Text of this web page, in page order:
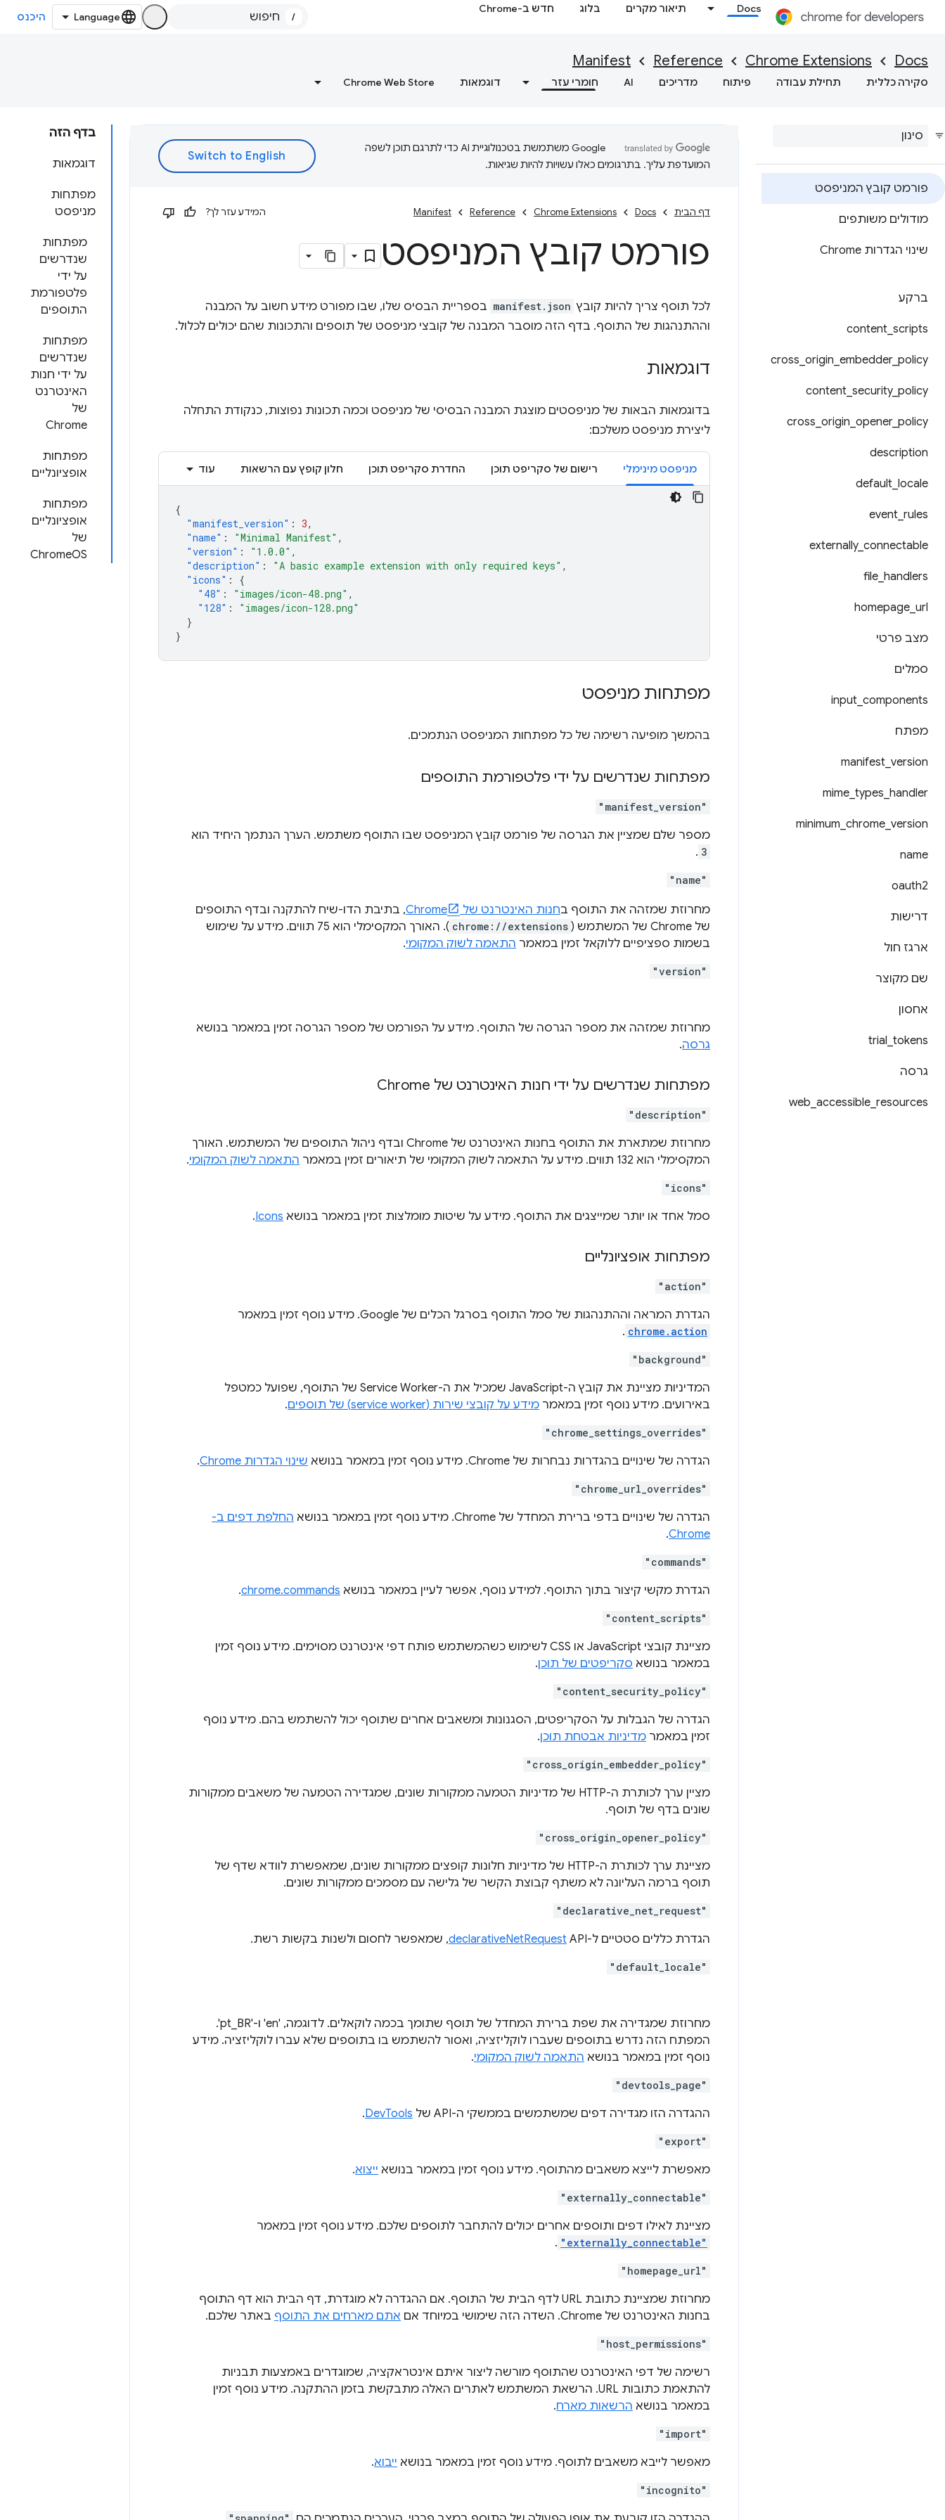
Docs תיאור מקרים בלוג חדש ב-Chrome
/ היכנס
Docs
Chrome Extensions
Reference
Manifest
סקירה כללית תחילת עבודה פיתוח מדריכים AI חומרי עזר דוגמאות Chrome Web Store
פורמט קובץ המניפסט
מודולים משותפים
שינוי הגדרות Chrome
ברקע
content scripts
cross origin embedder_ policy
content security_ policy
cross origin opener_ policy
description
default locale
event rules
externally_ connectable
file handlers
homepage url
מצב פרטי
סמלים
input components
מפתח
manifest version
mime types handler
minimum chrome version
name
oauth2
דרישות
ארגז חול
שם מקוצר
אחסון
trial tokens
גרסה
web accessible resources
בדף הזה
דוגמאות
מפתחות
מניפסט
מפתחות
שנדרשים
על ידי
פלטפורמת
התוספים
מפתחות
שנדרשים
על ידי חנות
האינטרנט
של
Chrome
מפתחות
אופציונליים
מפתחות
אופציונליים
של
ChromeOS
‫Google משתמשת בטכנולוגיית AI כדי לתרגם תוכן לשפה
המועדפת עליך. בתרגומים כאלו עשויות להיות שגיאות.
דף הבית Docs
Chrome Extensions
Reference
Manifest המידע עזר לך?
פורמט קובץ המניפסט
לכל תוסף צריך להיות קובץ manifest.json בספריית הבסיס שלו, שבו מפורט מידע חשוב על המבנה
וההתנהגות של התוסף. בדף הזה מוסבר המבנה של קובצי מניפסט של תוספים והתכונות שהם יכולים לכלול.
דוגמאות
בדוגמאות הבאות של מניפסטים מוצגת המבנה הבסיסי של מניפסט וכמה תכונות נפוצות, כנקודת התחלה
ליצירת מניפסט משלכם:
מניפסט מינימלי רישום של סקריפט תוכן החדרת סקריפט תוכן חלון קופץ עם הרשאות עוד
{
"manifest_version" : 3,
"name" : "Minimal Manifest" ,
"version" : "1.0.0" ,
"description" : "A basic example extension with only required keys" ,
"icons" :
{
"48" : "images/icon-48.png" ,
"128" :
"images/icon-128.png"
}
}
מפתחות מניפסט
בהמשך מופיעה רשימה של כל מפתחות המניפסט הנתמכים.
מפתחות שנדרשים על ידי פלטפורמת התוספים
"manifest_version"
מספר שלם שמציין את הגרסה של פורמט קובץ המניפסט שבו התוסף משתמש. הערך הנתמך היחיד הוא
3
.
"name"
מחרוזת שמזהה את התוסף בחנות האינטרנט של Chrome
, בתיבת הדו-שיח להתקנה ובדף התוספים
של Chrome של המשתמש (
chrome://extensions
). האורך המקסימלי הוא 75 תווים. מידע על שימוש
בשמות ספציפיים ללוקאל זמין במאמר התאמה לשוק המקומי.
"version"
מחרוזת שמזהה את מספר הגרסה של התוסף. מידע על הפורמט של מספר הגרסה זמין במאמר בנושא
גרסה.
מפתחות שנדרשים על ידי חנות האינטרנט של Chrome
"description"
מחרוזת שמתארת את התוסף בחנות האינטרנט של Chrome ובדף ניהול התוספים של המשתמש. האורך
המקסימלי הוא 132 תווים. מידע על התאמה לשוק המקומי של תיאורים זמין במאמר
התאמה לשוק המקומי.
"icons"
סמל אחד או יותר שמייצגים את התוסף. מידע על שיטות מומלצות זמין במאמר בנושא Icons
.
מפתחות אופציונליים
"action"
הגדרת המראה וההתנהגות של סמל התוסף בסרגל הכלים של Google. מידע נוסף זמין במאמר
chrome.action
.
"background"
המדיניות מציינת את קובץ ה-JavaScript שמכיל את ה-Service Worker של התוסף, שפועל כמטפל
באירועים. מידע נוסף זמין במאמר מידע על קובצי שירות (service worker) של תוספים .
"chrome_settings_overrides"
הגדרה של שינויים בהגדרות נבחרות של Chrome. מידע נוסף זמין במאמר בנושא שינוי הגדרות Chrome .
"chrome_url_overrides"
הגדרה של שינויים בדפי ברירת המחדל של Chrome. מידע נוסף זמין במאמר בנושא
החלפת דפים ב-
Chrome
.
"commands"
הגדרת מקשי קיצור בתוך התוסף. למידע נוסף, אפשר לעיין במאמר בנושא chrome.commands
.
"content_scripts"
מציינת קובצי JavaScript או CSS לשימוש כשהמשתמש פותח דפי אינטרנט מסוימים. מידע נוסף זמין
במאמר בנושא סקריפטים של תוכן.
"content_security_policy"
הגדרה של הגבלות על הסקריפטים, הסגנונות ומשאבים אחרים שתוסף יכול להשתמש בהם. מידע נוסף
זמין במאמר מדיניות אבטחת תוכן.
"cross_origin_embedder_policy"
מציין ערך לכותרת ה-HTTP של מדיניות הטמעה ממקורות שונים, שמגדירה הטמעה של משאבים ממקורות
שונים בדף של תוסף.
"cross_origin_opener_policy"
מציינת ערך לכותרת ה-HTTP של מדיניות חלונות קופצים ממקורות שונים, שמאפשרת לוודא שדף של
תוסף ברמה העליונה לא משתף קבוצת הקשר של גלישה עם מסמכים ממקורות שונים.
"declarative_net_request"
הגדרת כללים סטטיים ל-API‏ declarativeNetRequest, שמאפשר לחסום ולשנות בקשות רשת.
"default_locale"
מחרוזת שמגדירה את שפת ברירת המחדל של תוסף שתומך בכמה לוקאלים. לדוגמה, 'en' ו-'pt_BR'.
המפתח הזה נדרש בתוספים שעברו לוקליזציה, ואסור להשתמש בו בתוספים שלא עברו לוקליזציה. מידע
נוסף זמין במאמר בנושא התאמה לשוק המקומי.
"devtools_page"
ההגדרה הזו מגדירה דפים שמשתמשים בממשקי ה-API של DevTools
.
"export"
מאפשרת לייצא משאבים מהתוסף. מידע נוסף זמין במאמר בנושא ייצוא.
"externally_connectable"
מציינת לאילו דפים ותוספים אחרים יכולים להתחבר לתוספים שלכם. מידע נוסף זמין במאמר
"externally_connectable"
.
"homepage_url"
מחרוזת שמציינת כתובת URL לדף הבית של התוסף. אם ההגדרה לא מוגדרת, דף הבית הוא דף התוסף
בחנות האינטרנט של Chrome. השדה הזה שימושי במיוחד אם
אתם מארחים את התוסף באתר שלכם.
"host_permissions"
רשימה של דפי האינטרנט שהתוסף מורשה ליצור איתם אינטראקציה, שמוגדרים באמצעות תבניות
להתאמת כתובות URL. הרשאת המשתמש לאתרים האלה מתבקשת בזמן ההתקנה. מידע נוסף זמין
במאמר בנושא הרשאות מארח.
"import"
מאפשר לייבא משאבים לתוסף. מידע נוסף זמין במאמר בנושא ייבוא.
"incognito"